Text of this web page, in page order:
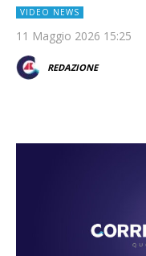
VIDEO NEWS
11 Maggio 2026 15:25
REDAZIONE